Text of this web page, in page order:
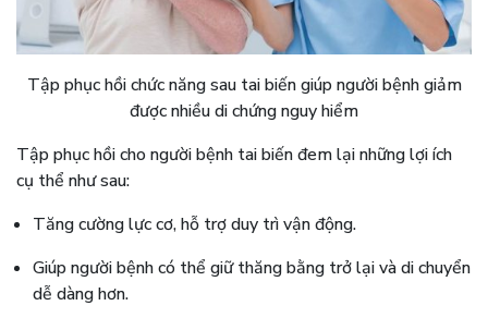
Tập phục hồi chức năng sau tai biến giúp người bệnh giảm
được nhiều di chứng nguy hiểm
Tập phục hồi cho người bệnh tai biến đem lại những lợi ích
cụ thể như sau:
Tăng cường lực cơ, hỗ trợ duy trì vận động.
Giúp người bệnh có thể giữ thăng bằng trở lại và di chuyển
dễ dàng hơn.